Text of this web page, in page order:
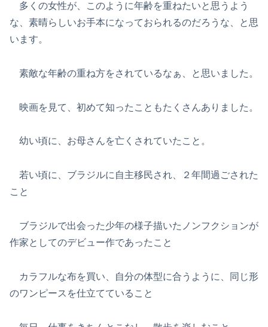
多くの女性が、このように年齢を重ねたいと思うよう
な、素晴らしいお手本になっておられるのだろうな、と思
います。
素敵な年齢の重ね方をされているなぁ、と思いました。
映画を見て、初めて知ったこともたくさんありました。
幼い頃に、お母さんを亡くされていたこと。
若い頃に、ブラジルに自主移民され、２年間過ごされた
こと
ブラジルで出会った少年の様子描いたノンフクションが
作家としてのデビュー作であったこと
カラフルな布を買い、自分の体型に合うように、同じ形
のワンピースを仕立てていること